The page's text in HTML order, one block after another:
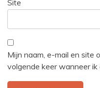
Site
Mijn naam, e-mail en site
volgende keer wanneer ik